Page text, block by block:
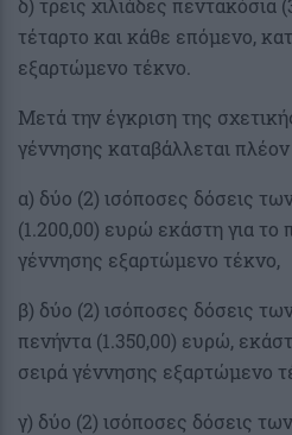
δ) τρεις χιλιάδες πεντακόσια
τέταρτο και κάθε επόμενο,
εξαρτώμενο τέκνο.
Μετά την έγκριση της
γέννησης καταβάλλεται
α) δύο (2) ισόποσες δόσεις
(1.200,00) ευρώ εκάστη για το
γέννησης εξαρτώμενο τέκνο,
β) δύο (2) ισόποσες δόσεις
πενήντα (1.350,00) ευρώ,
σειρά γέννησης εξαρτώμενο
γ) δύο (2) ισόποσες δόσεις